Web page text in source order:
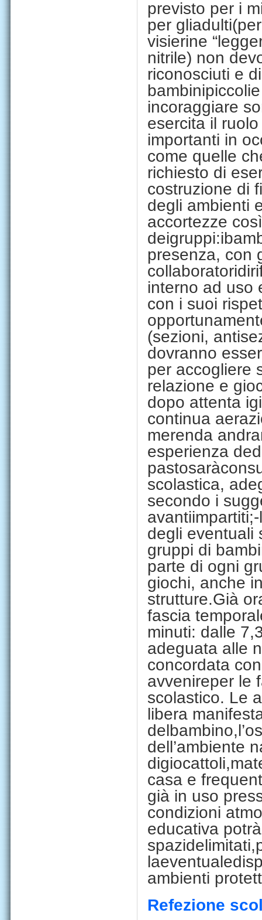
previsto per i
per gliadulti
visierine
nitrile) non
riconosciuti e
bambinipiccoli
incoraggiare
esercita il
importanti in
come quelle
richiesto di
costruzione di
degli ambienti
accortezze
deigruppi:i
presenza, con
collaboratoridiri
interno ad uso
con i suoi
opp
(sezioni,
dovranno
per accogliere
relazione e
dopo attenta
continua
merenda
esperienza
pastosarà
scolastica,
secondo i
avantiimpartiti;-
degli eventuali
gruppi di
parte di ogni
giochi, anche
strutture.Già
fascia
minuti: dalle
adeguata alle
concordata
avvenireper le
scolastico. Le
libera mani
delbambino,l’
dell’ambiente
digiocattoli,
casa e
già in uso
condizioni
educativa
spazidelimitati,
laeventualedi
ambienti
Refezione